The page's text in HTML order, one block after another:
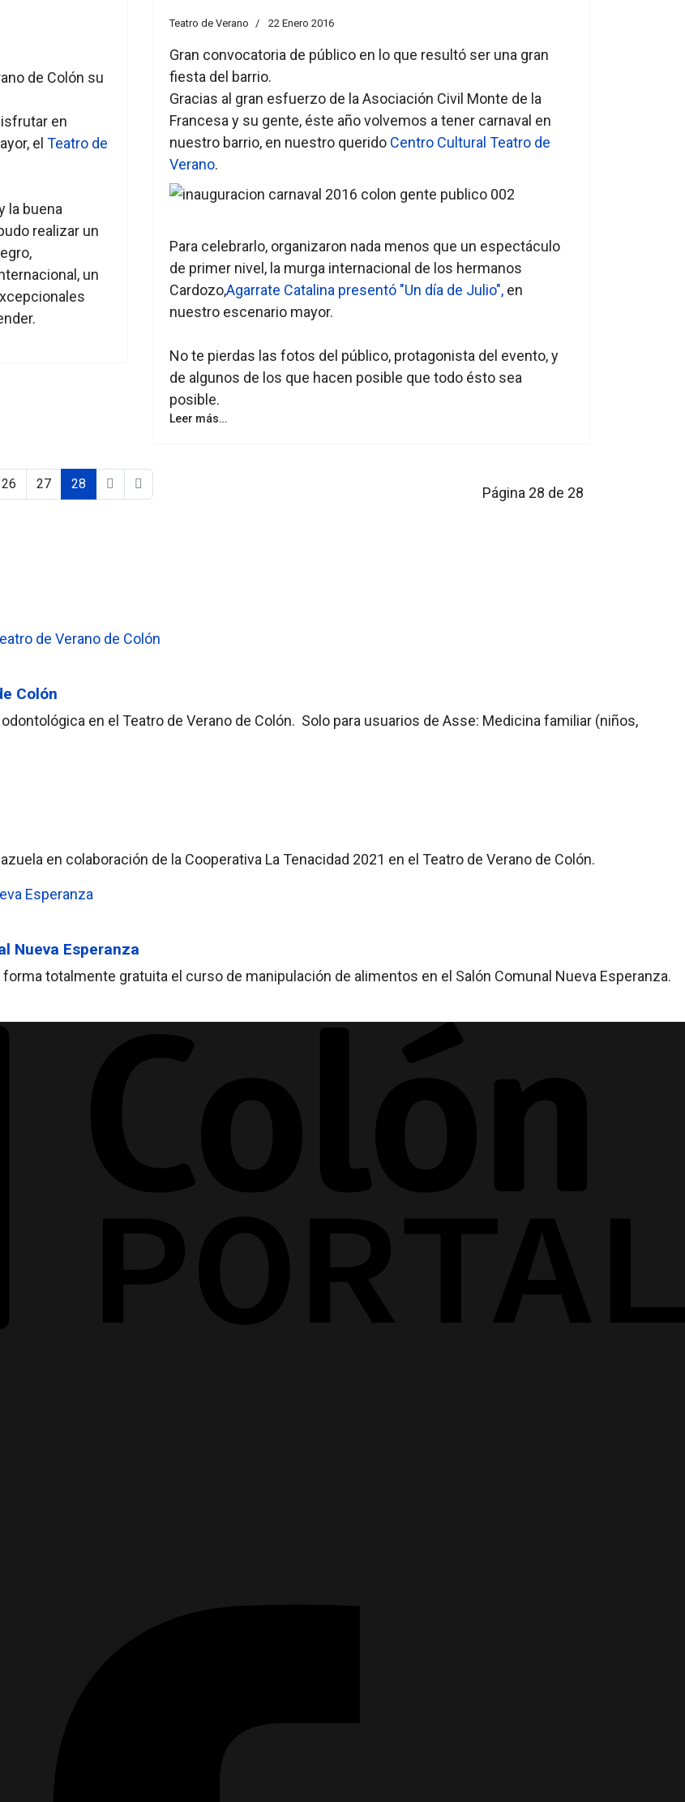
de Colón su
en
el Teatro de
la buena
realizar un
un
Teatro de Verano 22 Enero 2016
Gran convocatoria de público en lo que resultó ser una gran
fiesta del barrio.
Gracias al gran esfuerzo de la Asociación Civil Monte de la
Francesa y su gente, éste año volvemos a tener carnaval en
nuestro barrio, en nuestro querido Centro Cultural Teatro de
Verano.
Para celebrarlo, organizaron nada menos que un espectáculo
de primer nivel, la murga internacional de los hermanos
Cardozo,Agarrate Catalina presentó "Un día de Julio", en
nuestro escenario mayor.
No te pierdas las fotos del público, protagonista del evento, y
de algunos de los que hacen posible que todo ésto sea
posible.
Leer más…
Página 28 de 28
26 27 28
Colón
en el Teatro de Verano de Colón. Solo para usuarios de Asse: Medicina familiar (niños,
en colaboración de la Cooperativa La Tenacidad 2021 en el Teatro de Verano de Colón.
Nueva Esperanza
totalmente gratuita el curso de manipulación de alimentos en el Salón Comunal Nueva Esperanza.